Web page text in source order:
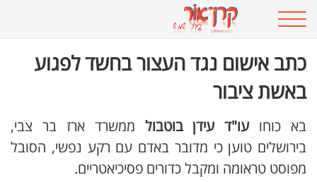
כתב אישום נגד העצור בחשד לפגוע
באשת ציבור
בא כוחו עו"ד עידן בוטבול ממשרד ארז בר צבי,
בירושלים טוען כי מדובר באדם עם רקע נפשי, הסובל
מפוסט טראומה ומקבל כדורים פסיכיאטריים.